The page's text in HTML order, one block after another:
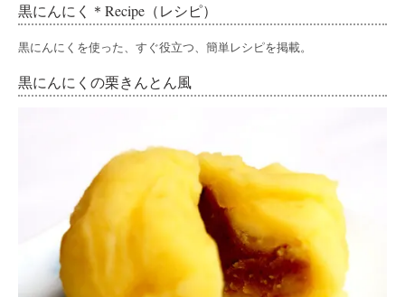
黒にんにく＊Recipe（レシピ）
黒にんにくを使った、すぐ役立つ、簡単レシピを掲載。
黒にんにくの栗きんとん風